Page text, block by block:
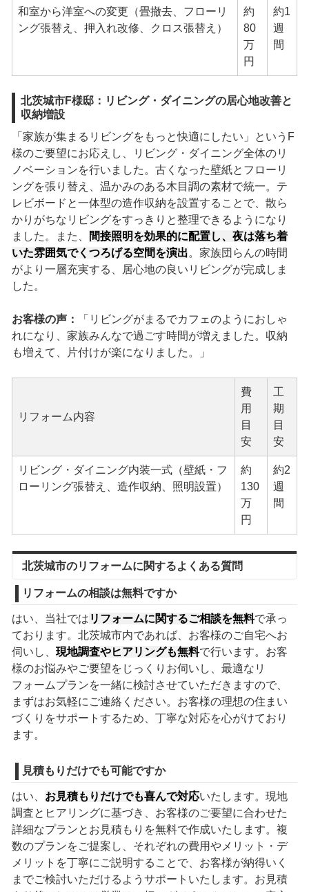
和室から洋室への変更（畳撤去、フローリ
ング張替え、押入れ改修、クロス張替え）
約
80
万
円
約1
週
間
北茨城市F様邸：リビング・ダイニングの居心地改善と
収納増設
「家族が集まるリビングをもっと快適にしたい」というF
様のご要望にお応えし、リビング・ダイニング全体のリ
ノベーションを行いました。古くなった壁紙とフローリ
ングを張り替え、温かみのある木目調の素材で統一。テ
レビボードと一体型の造作収納を設置することで、散ら
かりがちなリビングをすっきりと整理できるようになり
ました。また、
間接照明を効果的に配置し、夜は落ち着
いた雰囲気でくつろげる空間を演出。家族団らんの時間
がより一層充実する、居心地の良いリビングが完成しま
した。
お客様の声：
「リビングがまるでカフェのようにおしゃ
れになり、家族みんなで過ごす時間が増えました。収納
も増えて、片付けが楽になりました。」
リフォーム内容
費
用
目
安
工
期
目
安
リビング・ダイニング内装一式（壁紙・フ
ローリング張替え、造作収納、照明設置）
約
130
万
円
約2
週
間
北茨城市のリフォームに関するよくある質問
リフォームの相談は無料ですか
はい、当社では リフォームに関するご相談を無料で承っ
ております。北茨城市内であれば、お客様のご自宅へお
伺いし、 現地調査やヒアリングも無料で行います。お客
様のお悩みやご要望をじっくりお伺いし、最適なリ
フォームプランを一緒に検討させていただきますので、
まずはお気軽にご連絡ください。お客様の理想の住まい
づくりをサポートするため、丁寧な対応を心がけており
ます。
見積もりだけでも可能ですか
はい、 お見積もりだけでも喜んで対応いたします。現地
調査とヒアリングに基づき、お客様のご要望に合わせた
詳細なプランとお見積もりを無料で作成いたします。複
数のプランをご提案し、それぞれの費用やメリット・デ
メリットを丁寧にご説明することで、お客様が納得いく
までご検討いただけるようサポートいたします。お見積